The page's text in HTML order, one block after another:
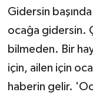
Gidersin
ocaĝa gidersin.
bilmeden. Bir
için, ailen için
haberin gelir.